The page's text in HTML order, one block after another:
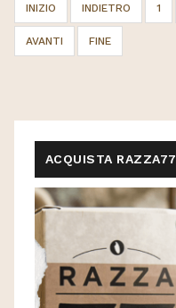
INIZIO INDIETRO 1
AVANTI FINE
ACQUISTA RAZZA77